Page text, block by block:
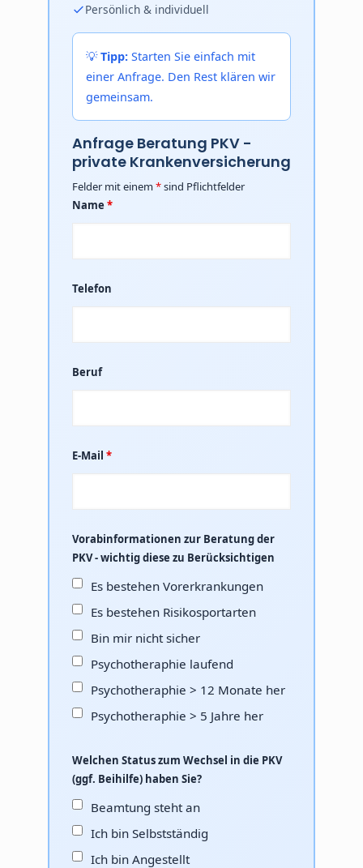
Persönlich & individuell
💡Tipp: Starten Sie einfach mit
einer Anfrage. Den Rest klären wir
gemeinsam.
Anfrage Beratung PKV -
private Krankenversicherung
Felder mit einem *sind Pflichtfelder
Name *
Telefon
Beruf
E-Mail *
Vorabinformationen zur Beratung der
PKV - wichtig diese zu Berücksichtigen
Es bestehen Vorerkrankungen
Es bestehen Risikosportarten
Bin mir nicht sicher
Psychotheraphie laufend
Psychotheraphie > 12 Monate her
Psychotheraphie > 5 Jahre her
Welchen Status zum Wechsel in die PKV
(ggf. Beihilfe) haben Sie?
Beamtung steht an
Ich bin Selbstständig
Ich bin Angestellt